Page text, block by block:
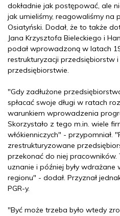
dokładnie jak postępować, ale
jak umieliśmy, reagowaliśmy na
Osiatyński. Dodał, że to także
Jana Krzysztofa Bieleckiego i
podał wprowadzoną w latach
restrukturyzacji przedsiębiorstw
przedsiębiorstwie.
"Gdy zadłużone
spłacać swoje długi w ratach
warunkiem wprowadzenia
Skorzystało z tego m.in. wiele
włókienniczych" - przypomniał.
zrestrukturyzowane
przekonać do niej pracowników.
uznanie i później były wdrażane
regionu" - dodał. Przyznał
PGR-y.
"Być może trzeba było wtedy